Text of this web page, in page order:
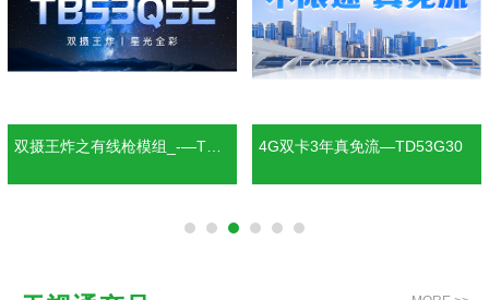
双摄王炸之有线枪模组_-—TB5
4G双卡3年真免流—TD53G30